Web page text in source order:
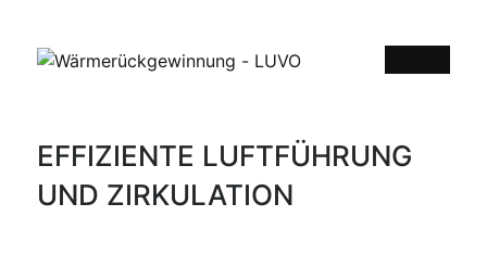
EFFIZIENTE LUFTFÜHRUNG
UND ZIRKULATION